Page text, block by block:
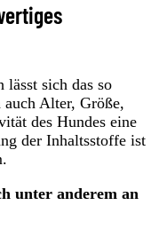
lässt sich das so
auch Alter, Größe,
des Hundes eine
der Inhaltsstoffe ist
unter anderem an